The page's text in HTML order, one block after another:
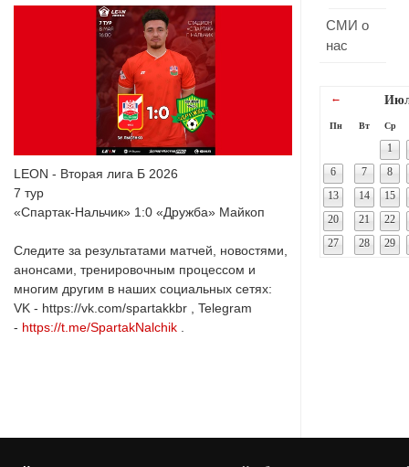
LEON - Вторая лига Б 2026
7 тур
«Спартак-Нальчик» 1:0 «Дружба» Майкоп
Следите за результатами матчей, новостями,
анонсами, тренировочным процессом и
многим другим в наших социальных сетях:
VK - https://vk.com/spartakkbr , Telegram
- https://t.me/SpartakNalchik .
СМИ о
нас
←
Пн Вт Ср
1
6
7
8
13
14
15
20
21
22
27
28 29